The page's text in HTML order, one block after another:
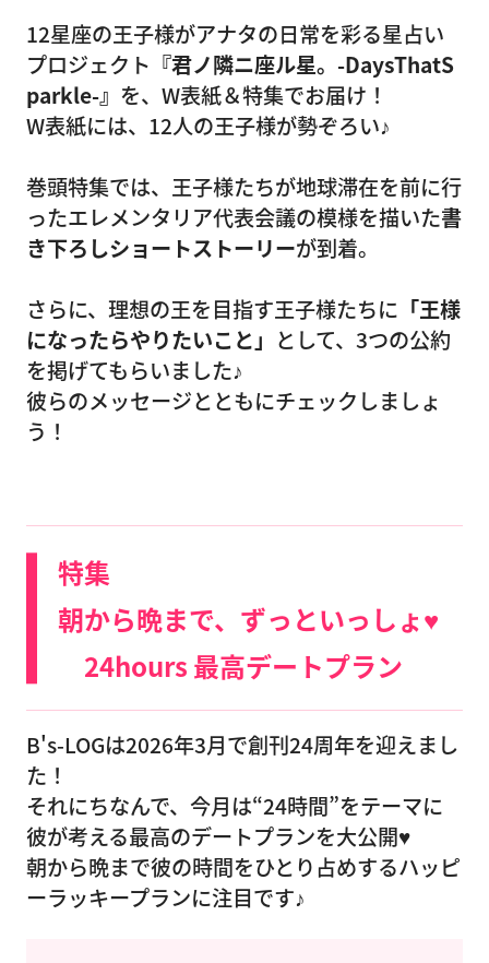
12星座の王子様がアナタの日常を彩る星占い
プロジェクト 『君ノ隣ニ座ル星。-DaysThatS
parkle-』 を、W表紙＆特集でお届け！
W表紙には、12人の王子様が勢ぞろい♪
巻頭特集では、王子様たちが地球滞在を前に行
ったエレメンタリア代表会議の模様を描いた書
き下ろしショートストーリーが到着。
さらに、理想の王を目指す王子様たちに 「王様
になったらやりたいこと」 として、3つの公約
を掲げてもらいました♪
彼らのメッセージとともにチェックしましょ
う！
特集
朝から晩まで、ずっといっしょ♥
24hours 最高デートプラン
B's-LOGは2026年3月で創刊24周年を迎えまし
た！
それにちなんで、今月は“24時間”をテーマに
彼が考える最高のデートプランを大公開♥
朝から晩まで彼の時間をひとり占めするハッピ
ーラッキープランに注目です♪